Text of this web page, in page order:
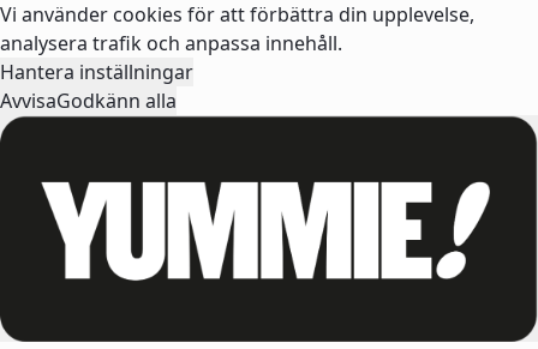
Vi använder cookies för att förbättra din upplevelse,
analysera trafik och anpassa innehåll.
Hantera inställningar
AvvisaGodkänn alla